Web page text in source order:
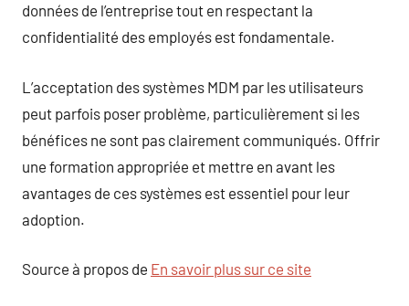
données de l’entreprise tout en respectant la
confidentialité des employés est fondamentale.
L’acceptation des systèmes MDM par les utilisateurs
peut parfois poser problème, particulièrement si les
bénéfices ne sont pas clairement communiqués. Offrir
une formation appropriée et mettre en avant les
avantages de ces systèmes est essentiel pour leur
adoption.
Source à propos de En savoir plus sur ce site